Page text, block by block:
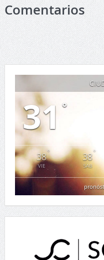
Comentarios
31 °
38°
VIE
38°
SAB